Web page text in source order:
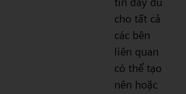
cho tất cả
các bên
liên quan
có thể tạo
nên hoặc